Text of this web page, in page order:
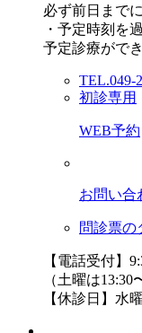
必ず前日まで
・予定時刻を
予定診療がで
TEL.049-
初診専用
WEB予約
お問い合
問診票の
【電話受付】
（土曜は13:30
【休診日】水